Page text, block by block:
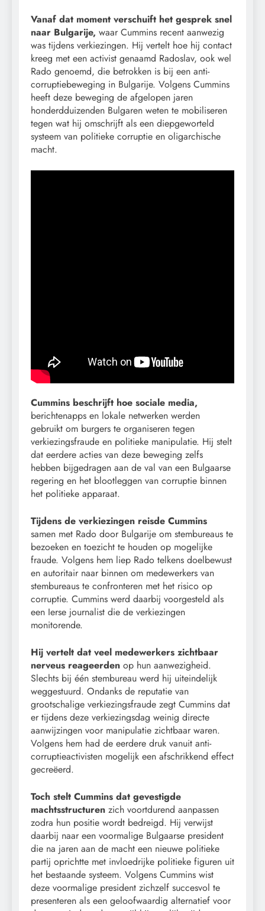
Vanaf dat moment verschuift het gesprek snel
naar Bulgarije, waar Cummins recent aanwezig
was tijdens verkiezingen. Hij vertelt hoe hij contact
kreeg met een activist genaamd Radoslav, ook wel
Rado genoemd, die betrokken is bij een anti-
corruptiebeweging in Bulgarije. Volgens Cummins
heeft deze beweging de afgelopen jaren
honderdduizenden Bulgaren weten te mobiliseren
tegen wat hij omschrijft als een diepgeworteld
systeem van politieke corruptie en oligarchische
macht.
Cummins beschrijft hoe sociale media,
berichtenapps en lokale netwerken werden
gebruikt om burgers te organiseren tegen
verkiezingsfraude en politieke manipulatie. Hij stelt
dat eerdere acties van deze beweging zelfs
hebben bijgedragen aan de val van een Bulgaarse
regering en het blootleggen van corruptie binnen
het politieke apparaat.
Tijdens de verkiezingen reisde Cummins
samen met Rado door Bulgarije om stembureaus te
bezoeken en toezicht te houden op mogelijke
fraude. Volgens hem liep Rado telkens doelbewust
en autoritair naar binnen om medewerkers van
stembureaus te confronteren met het risico op
corruptie. Cummins werd daarbij voorgesteld als
een Ierse journalist die de verkiezingen
monitorende.
Hij vertelt dat veel medewerkers zichtbaar
nerveus reageerden op hun aanwezigheid.
Slechts bij één stembureau werd hij uiteindelijk
weggestuurd. Ondanks de reputatie van
grootschalige verkiezingsfraude zegt Cummins dat
er tijdens deze verkiezingsdag weinig directe
aanwijzingen voor manipulatie zichtbaar waren.
Volgens hem had de eerdere druk vanuit anti-
corruptieactivisten mogelijk een afschrikkend effect
gecreëerd.
Toch stelt Cummins dat gevestigde
machtsstructuren zich voortdurend aanpassen
zodra hun positie wordt bedreigd. Hij verwijst
daarbij naar een voormalige Bulgaarse president
die na jaren aan de macht een nieuwe politieke
partij oprichtte met invloedrijke politieke figuren uit
het bestaande systeem. Volgens Cummins wist
deze voormalige president zichzelf succesvol te
presenteren als een geloofwaardig alternatief voor